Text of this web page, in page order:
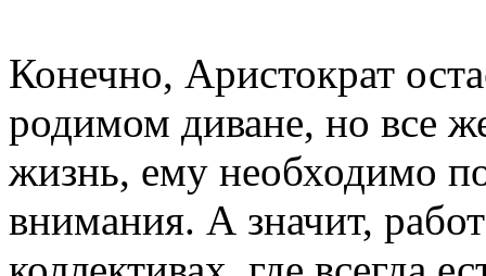
Конечно, Аристократ
родимом диване, но все
жизнь, ему необходимо
внимания. А значит,